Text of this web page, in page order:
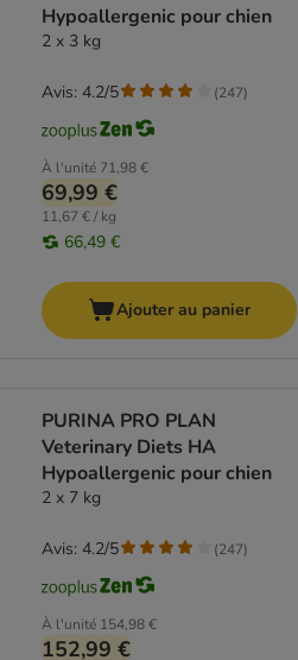
Hypoallergenic pour chien
2 x 3 kg
À l'unité 71,98 €
69,99 €
11,67 € / kg
66,49 €
Avis: 4.2/5 (247)
Ajouter au panier
PURINA PRO PLAN
Veterinary Diets HA
Hypoallergenic pour chien
2 x 7 kg
À l'unité 154,98 €
152,99 €
Avis: 4.2/5 (247)